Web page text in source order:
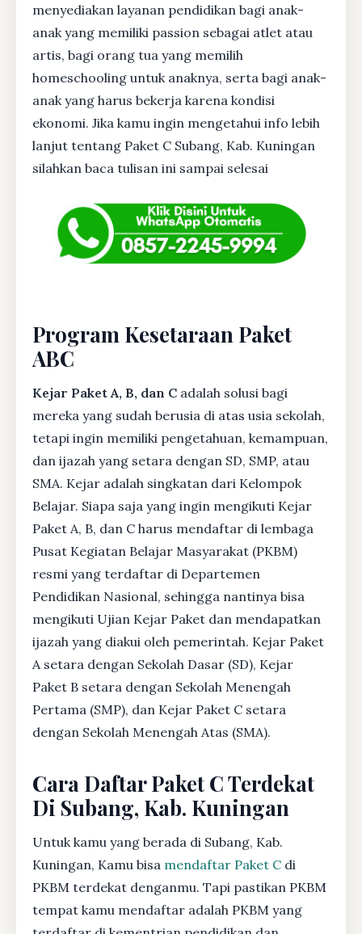
menyediakan layanan pendidikan bagi anak-
anak yang memiliki passion sebagai atlet atau
artis, bagi orang tua yang memilih
homeschooling untuk anaknya, serta bagi anak-
anak yang harus bekerja karena kondisi
ekonomi. Jika kamu ingin mengetahui info lebih
lanjut tentang Paket C Subang, Kab. Kuningan
silahkan baca tulisan ini sampai selesai
Program Kesetaraan Paket
ABC
Kejar Paket A, B, dan C adalah solusi bagi
mereka yang sudah berusia di atas usia sekolah,
tetapi ingin memiliki pengetahuan, kemampuan,
dan ijazah yang setara dengan SD, SMP, atau
SMA. Kejar adalah singkatan dari Kelompok
Belajar. Siapa saja yang ingin mengikuti Kejar
Paket A, B, dan C harus mendaftar di lembaga
Pusat Kegiatan Belajar Masyarakat (PKBM)
resmi yang terdaftar di Departemen
Pendidikan Nasional, sehingga nantinya bisa
mengikuti Ujian Kejar Paket dan mendapatkan
ijazah yang diakui oleh pemerintah. Kejar Paket
A setara dengan Sekolah Dasar (SD), Kejar
Paket B setara dengan Sekolah Menengah
Pertama (SMP), dan Kejar Paket C setara
dengan Sekolah Menengah Atas (SMA).
Cara Daftar Paket C Terdekat
Di Subang, Kab. Kuningan
Untuk kamu yang berada di Subang, Kab.
Kuningan, Kamu bisa mendaftar Paket C di
PKBM terdekat denganmu. Tapi pastikan PKBM
tempat kamu mendaftar adalah PKBM yang